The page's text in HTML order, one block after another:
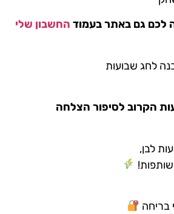
לכם גם באתר בעמוד החשבון שלי
הקרוב לסיפור הצלחה
לבן,
בריחה